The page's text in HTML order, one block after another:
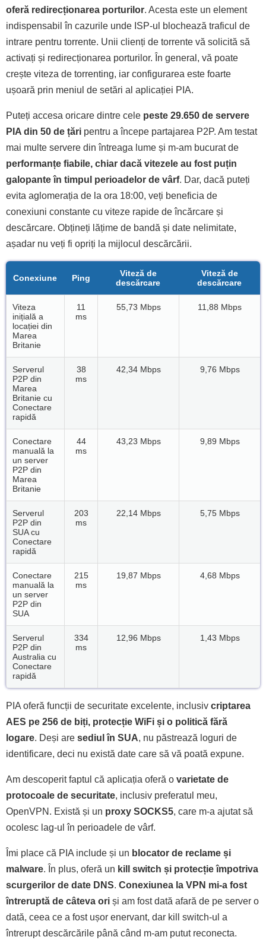
oferă redirecționarea porturilor. Acesta este un element
indispensabil în cazurile unde ISP-ul blochează traficul de
intrare pentru torrente. Unii clienți de torrente vă solicită să
activați și redirecționarea porturilor. În general, vă poate
crește viteza de torrenting, iar configurarea este foarte
ușoară prin meniul de setări al aplicației PIA.
Puteți accesa oricare dintre cele peste 29.650 de servere
PIA din 50 de țări pentru a începe partajarea P2P. Am testat
mai multe servere din întreaga lume și m-am bucurat de
performanțe fiabile, chiar dacă vitezele au fost puțin
galopante în timpul perioadelor de vârf. Dar, dacă puteți
evita aglomerația de la ora 18:00, veți beneficia de
conexiuni constante cu viteze rapide de încărcare și
descărcare. Obțineți lățime de bandă și date nelimitate,
așadar nu veți fi opriți la mijlocul descărcării.
Conexiune Ping
Viteză de
descărcare
Viteză de
descărcare
Viteza
inițială a
locației din
Marea
Britanie
11
ms
55,73 Mbps 11,88 Mbps
Serverul
P2P din
Marea
Britanie cu
Conectare
rapidă
38
ms
42,34 Mbps 9,76 Mbps
Conectare
manuală la
un server
P2P din
Marea
Britanie
44
ms
43,23 Mbps 9,89 Mbps
Serverul
P2P din
SUA cu
Conectare
rapidă
203
ms
22,14 Mbps 5,75 Mbps
Conectare
manuală la
un server
P2P din
SUA
215
ms
19,87 Mbps 4,68 Mbps
Serverul
P2P din
Australia cu
Conectare
rapidă
334
ms
12,96 Mbps 1,43 Mbps
PIA oferă funcții de securitate excelente, inclusiv criptarea
AES pe 256 de biți, protecție WiFi și o politică fără
logare. Deși are sediul în SUA, nu păstrează loguri de
identificare, deci nu există date care să vă poată expune.
Am descoperit faptul că aplicația oferă o varietate de
protocoale de securitate, inclusiv preferatul meu,
OpenVPN. Există și un proxy SOCKS5, care m-a ajutat să
ocolesc lag-ul în perioadele de vârf.
Îmi place că PIA include și un blocator de reclame și
malware. În plus, oferă un kill switch și protecție împotriva
scurgerilor de date DNS. Conexiunea la VPN mi-a fost
întreruptă de câteva ori și am fost dată afară de pe server o
dată, ceea ce a fost ușor enervant, dar kill switch-ul a
întrerupt descărcările până când m-am putut reconecta.